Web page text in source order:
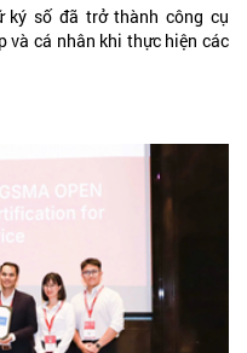
ký số đã trở thành công cụ
và cá nhân khi thực hiện các